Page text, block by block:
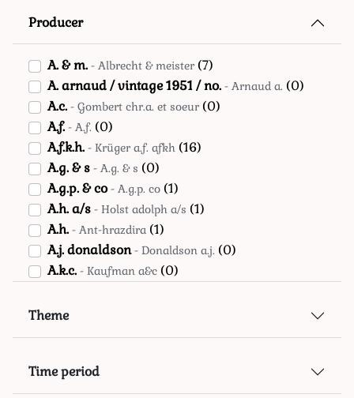
Usa(5)
Unknown country(77)
Unknown (17)
Switzerland
Sweden (20)
Spain(8)
Scotland(0)
Netherlands
Producer
A.r. - Radicke adalbert(12)
A.r. - Ar (0)
A.m.
A.k.c. - Kaufman a&c (0)
A.j. donaldson - Donaldson a.j. (0)
A.h. - Ant-hrazdira (1)
A.h. a/s - Holst adolph a/s (1)
A.g.p. & co - A.g.p. co (1)
A.g. & s - A.g. & s (0)
A.f.k.h. - Krüger a.f. afkh (16)
A.f. - A.f. (0)
A.c. - Gombert chr.a. et soeur (0)
A. arnaud / vintage 1951 / no. - Arnaud a. (0)
A. & m. - Albrecht & meister (7)
Theme
Time period